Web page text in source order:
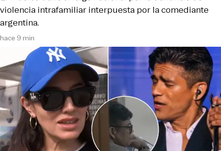
hace 9 min
violencia intrafamiliar interpuesta por la comediante
argentina.